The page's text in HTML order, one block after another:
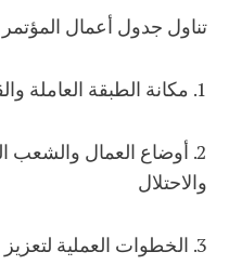
تناول جدول أعمال المؤتمر
1. مكانة الطبقة العاملة والقضية الفلسطينية
2. أوضاع العمال
والاحتلال
3. الخطوات العملية